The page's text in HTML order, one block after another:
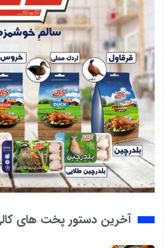
آخرین دستور پخت های